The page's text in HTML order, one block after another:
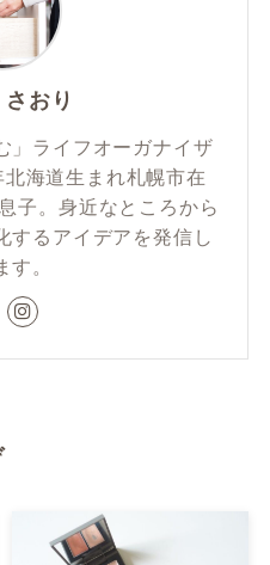
おり
」ライフオーガナイザ
海道生まれ札幌市在
子。身近なところから
するアイデアを発信し
す。